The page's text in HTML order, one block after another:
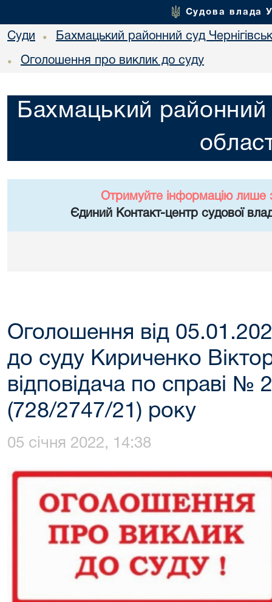
Судова влада
Суди • Бахмацький районний суд
• Оголошення про виклик до суду
Бахмацький районний
Отримуйте інформацію лише
Єдиний Контакт-центр судової
Оголошення від
до суду Кириченко
відповідача по справі №
(728/2747/21) року
05 січня 2022, 14:38